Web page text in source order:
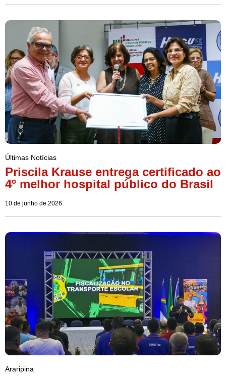
Últimas Notícias
Priscila Krause entrega certificado ao
4º melhor hospital público do Brasil
10 de junho de 2026
Araripina